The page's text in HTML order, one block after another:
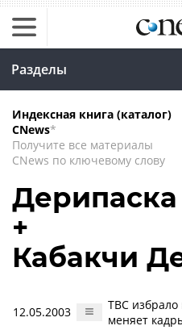
Разделы
Индексная книга (каталог)
CNews*
Получите все материалы
CNews по ключевому слову
+
Кабакчи
12.05.2003
ТВС избрало
меняет